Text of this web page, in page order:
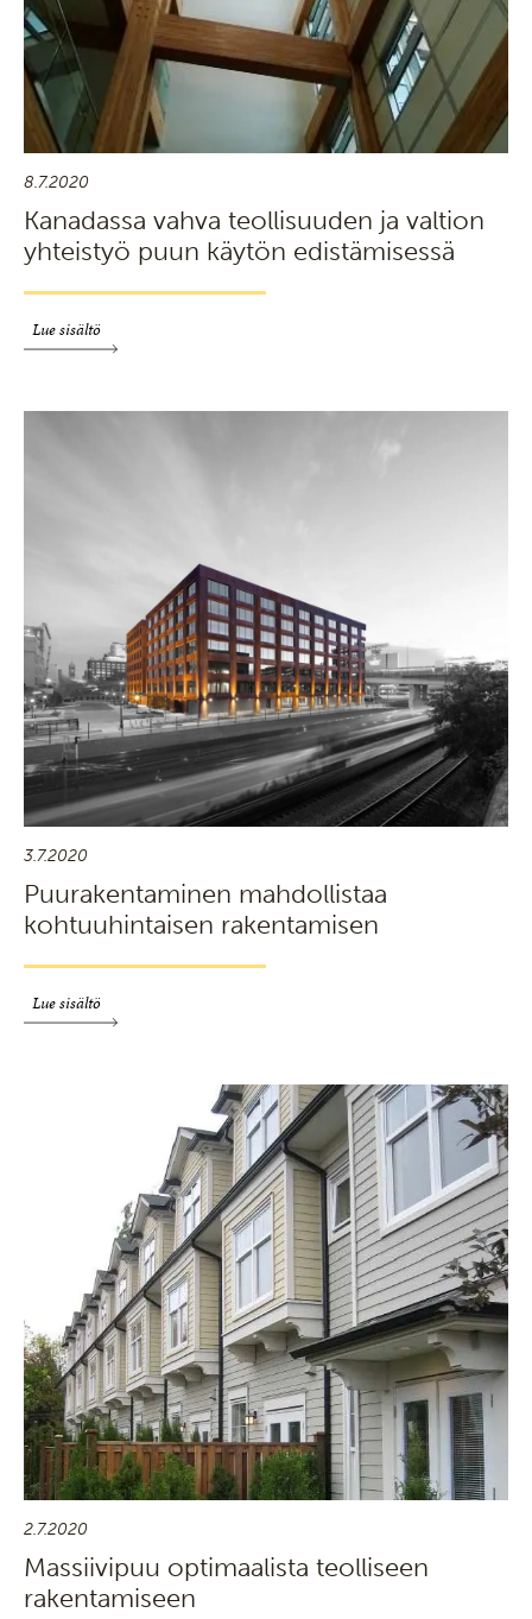
8.7.2020
Kanadassa vahva teollisuuden ja valtion
yhteistyö puun käytön edistämisessä
Lue sisältö
3.7.2020
Puurakentaminen mahdollistaa
kohtuuhintaisen rakentamisen
Lue sisältö
2.7.2020
Massiivipuu optimaalista teolliseen
rakentamiseen